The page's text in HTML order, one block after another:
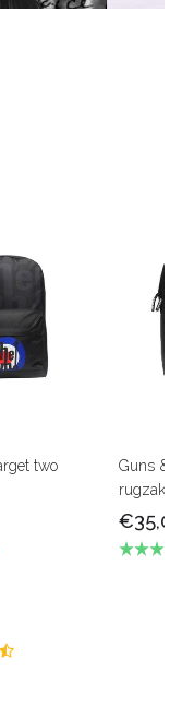
two
Guns &
rugzak